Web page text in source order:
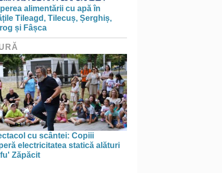
alimentării cu apă în
Tileagd, Tilecuș, Șerghiș,
și Fâșca
cu scântei: Copiii
electricitatea statică alături
Zăpăcit